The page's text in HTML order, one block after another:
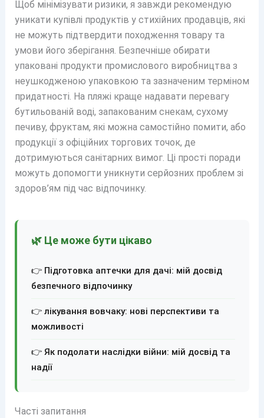
Щоб мінімізувати ризики, я завжди рекомендую
уникати купівлі продуктів у стихійних продавців, які
не можуть підтвердити походження товару та
умови його зберігання. Безпечніше обирати
упаковані продукти промислового виробництва з
неушкодженою упаковкою та зазначеним терміном
придатності. На пляжі краще надавати перевагу
бутильованій воді, запакованим снекам, сухому
печиву, фруктам, які можна самостійно помити, або
продукції з офіційних торгових точок, де
дотримуються санітарних вимог. Ці прості поради
можуть допомогти уникнути серйозних проблем зі
здоров’ям під час відпочинку.
🌿 Це може бути цікаво
👉 Підготовка аптечки для дачі: мій досвід
безпечного відпочинку
👉 лікування вовчаку: нові перспективи та
можливості
👉 Як подолати наслідки війни: мій досвід та
надії
Часті запитання